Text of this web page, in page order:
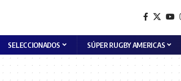
SELECCIONADOS SÚPER RUGBY AMERICAS